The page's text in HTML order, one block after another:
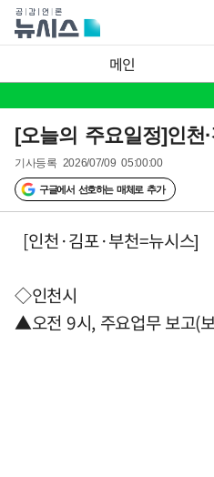
메인
[오늘의 주요일정]인천
기사등록 2026/07/09 05:00:00
구글에서 선호하는 매체로 추가
[인천·김포·부천=뉴시스]
◇인천시
▲오전 9시, 주요업무 보고(